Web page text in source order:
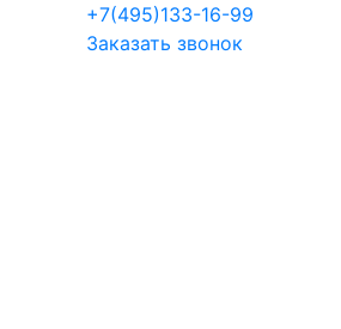
+7(495)133-16-99
Заказать звонок